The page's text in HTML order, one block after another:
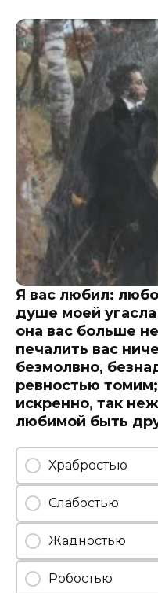
Я вас любил:
душе моей
она вас больше
печалить вас
безмолвно,
ревностью
искренно, так
любимой быть
Храбростью
Слабостью
Жадностью
Робостью